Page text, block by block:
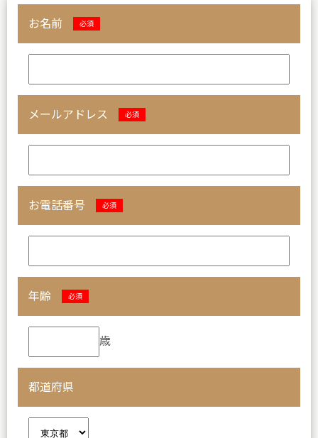
お名前 必須
メールアドレス 必須
お電話番号 必須
年齢 必須
歳
都道府県